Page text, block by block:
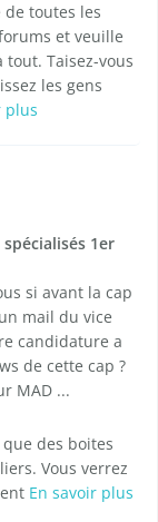
toutes les
et veuille
Taisez-vous
les gens
plus
1er
si avant la cap
mail du vice
candidature a
de cette cap ?
MAD ...
que des boites
Vous verrez
En savoir plus